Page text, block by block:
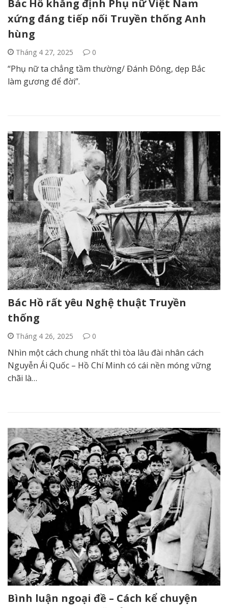
Bác Hồ khẳng định Phụ nữ Việt Nam
xứng đáng tiếp nối Truyền thống Anh
hùng
Tháng 4 27, 2025 0
“Phụ nữ ta chẳng tầm thường/ Ðánh Ðông, dẹp Bắc
làm gương để đời”.
Bác Hồ rất yêu Nghệ thuật Truyền
thống
Tháng 4 26, 2025 0
Nhìn một cách chung nhất thì tòa lâu đài nhân cách
Nguyễn Ái Quốc – Hồ Chí Minh có cái nền móng vững
chãi là…
Bình luận ngoại đề – Cách kể chuyện